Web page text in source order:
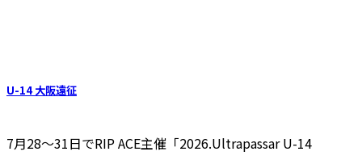
U-14 大阪遠征
7月28〜31日でRIP ACE主催「2026.Ultrapassar U-14